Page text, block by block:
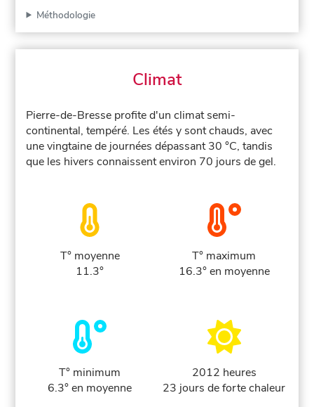
Méthodologie
Climat
Pierre-de-Bresse profite d'un climat semi-
continental, tempéré. Les étés y sont chauds, avec
une vingtaine de journées dépassant 30 °C, tandis
que les hivers connaissent environ 70 jours de gel.
T° moyenne
11.3°
T° maximum
16.3° en moyenne
T° minimum
6.3° en moyenne
2012 heures
23 jours de forte chaleur